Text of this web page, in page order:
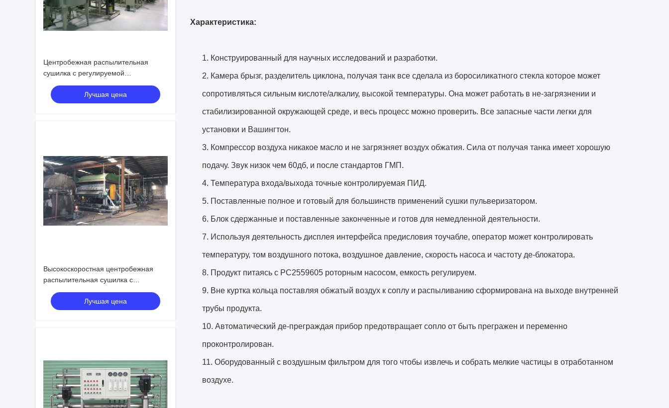
Центробежная распылительная
сушилка с регулируемой
температурой на входе 140°C-350°C,
диапазоном размера частиц от 20 до
200 микрон и автономным или
Лучшая цена
Высокоскоростная центробежная
распылительная сушилка с
диапазоном размера частиц от 20 до
200 микрон и скоростью вращения от
8000 до 25000 об/мин для
Лучшая цена
Характеристика:
1. Конструированный для научных исследований и разработки.
2. Камера брызг, разделитель циклона, получая танк все сделала из боросиликатного стекла которое может
сопротивляться сильным кислоте/алкалиу, высокой температуры. Она может работать в не-загрязнении и
стабилизированной окружающей среде, и весь процесс можно проверить. Все запасные части легки для
установки и Вашингтон.
3. Компрессор воздуха никакое масло и не загрязняет воздух обжатия. Сила от получая танка имеет хорошую
подачу. Звук низок чем 60дб, и после стандартов ГМП.
4. Температура входа/выхода точные контролируемая ПИД.
5. Поставленные полное и готовый для большинств применений сушки пульверизатором.
6. Блок сдержанные и поставленные законченные и готов для немедленной деятельности.
7. Используя деятельность дисплея интерфейса предисловия тоучабле, оператор может контролировать
температуру, том воздушного потока, воздушное давление, скорость насоса и частоту де-блокатора.
8. Продукт питаясь с РС2559605 роторным насосом, емкость регулируем.
9. Вне куртка кольца поставляя обжатый воздух к соплу и распыливанию сформирована на выходе внутренней
трубы продукта.
10. Автоматический де-преграждая прибор предотвращает сопло от быть прегражен и переменно
проконтролирован.
11. Оборудованный с воздушным фильтром для того чтобы извлечь и собрать мелкие частицы в отработанном
воздухе.